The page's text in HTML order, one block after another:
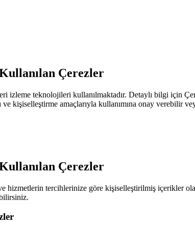
Çerezler
izleme teknolojileri kullanılmaktadır. Detaylı bilgi için
ve kişiselleştirme amaçlarıyla kullanımına onay verebilir
Çerezler
hizmetlerin tercihlerinize göre kişiselleştirilmiş içerikler